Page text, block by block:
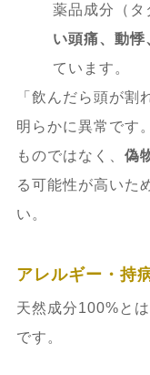
薬品成分（タ
い頭痛、動悸
ています。
「飲んだら頭が割
明らかに異常です
ものではなく、 偽
る可能性が高いた
い。
アレルギー・持
天然成分100%と
です。